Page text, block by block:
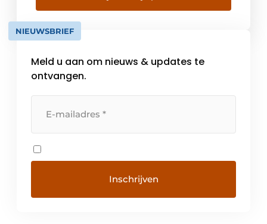
engagement tussen succesvolle
ondernemers in (totaal)interieurbouw, hun
klanten én onze leveranciers in
[…]
NIEUWSBRIEF
Meld u aan om nieuws & updates te
ontvangen.